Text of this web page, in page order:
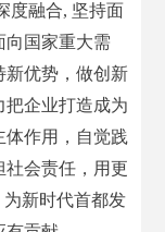
度融合, 坚持面
向国家重大需
新优势，做创新
把企业打造成为
体作用，自觉践
社会责任，用更
为新时代首都发